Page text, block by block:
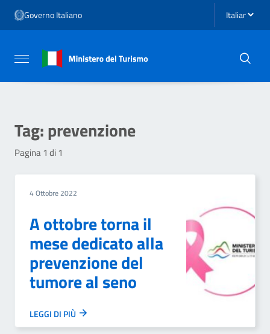
Vai al menu di navigazione
Vai al footer
Governo Italiano Seleziona
Attiva / disattiva la navigazione
Tag:prevenzione
Pagina 1 di 1
4 Ottobre 2022
A ottobre torna il
mese dedicato alla
prevenzione del
tumore al seno
LEGGI DI PIÙ